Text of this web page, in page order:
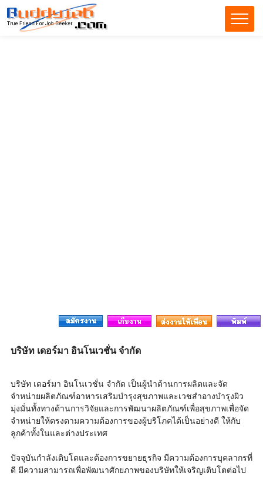
บริษัท เดอร์มา อินโนเวชั่น จำกัด
บริษัท เดอร์มา อินโนเวชั่น จำกัด เป็นผู้นำด้านการผลิตและจัด
จำหน่ายผลิตภัณฑ์อาหารเสริมบำรุงสุขภาพและเวชสำอางบำรุงผิว
มุ่งมั่นทั้งทางด้านการวิจัยและการพัฒนาผลิตภัณฑ์เพื่อสุขภาพเพื่อจัด
จำหน่ายให้ตรงตามความต้องการของผู้บริโภคได้เป็นอย่างดี ให้กับ
ลูกค้าทั้งในและต่างประเทศ
ปัจจุบันกำลังเติบโตและต้องการขยายธุรกิจ มีความต้องการบุคลากรที่
ดี มีความสามารถเพื่อพัฒนาศักยภาพของบริษัทให้เจริญเติบโตต่อไป